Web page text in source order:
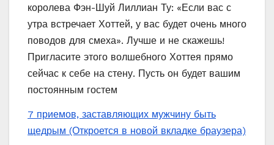
королева Фэн-Шуй Лиллиан Ту: «Если вас с
утра встречает Хоттей, у вас будет очень много
поводов для смеха». Лучше и не скажешь!
Пригласите этого волшебного Хоттея прямо
сейчас к себе на стену. Пусть он будет вашим
постоянным гостем
7 приемов, заставляющих мужчину быть
щедрым (Откроется в новой вкладке браузера)